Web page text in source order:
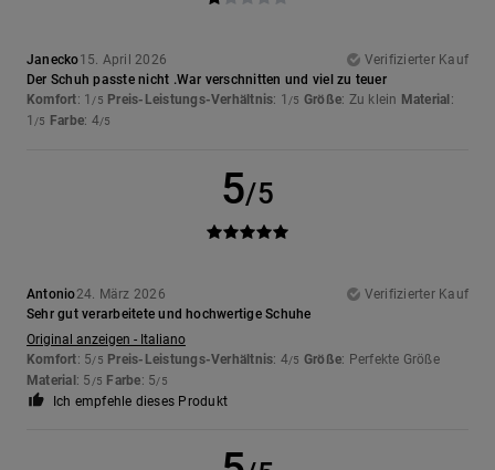
Janecko15. April 2026
Verifizierter Kauf
Der Schuh passte nicht .War verschnitten und viel zu teuer
Komfort: 1 /5 Preis-Leistungs-Verhältnis: 1 /5 Größe: Zu klein Material:
1 /5 Farbe: 4/5
5/5
Antonio24. März 2026
Verifizierter Kauf
Sehr gut verarbeitete und hochwertige Schuhe
Original anzeigen - Italiano
Komfort: 5/5 Preis-Leistungs-Verhältnis: 4/5 Größe: Perfekte Größe
Material: 5 /5 Farbe: 5/5
Ich empfehle dieses Produkt